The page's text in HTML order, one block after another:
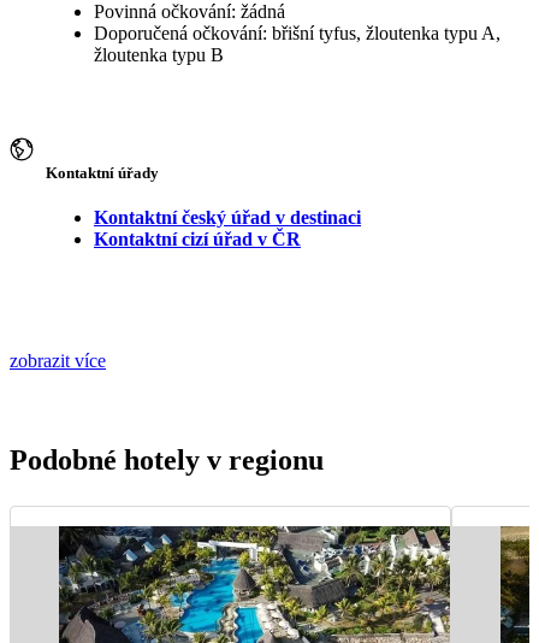
Povinná očkování: žádná
Doporučená očkování: břišní tyfus, žloutenka typu A,
žloutenka typu B
Kontaktní úřady
Kontaktní český úřad v destinaci
Kontaktní cizí úřad v ČR
zobrazit více
Podobné hotely v regionu